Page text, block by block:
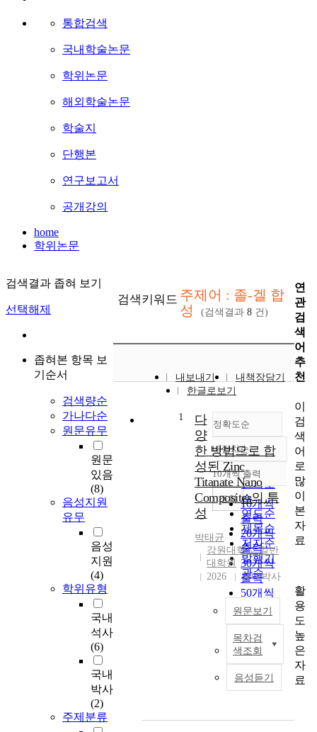
통합검색
국내학술논문
학위논문
해외학술논문
학술지
단행본
연구보고서
공개강의
home
학위논문
검색결과 좁혀 보기
선택해제
좁혀본 항목 보
기순서
검색량순
가나다순
원문유무
원문
있음
(8)
음성지원
유무
음성
지원
(4)
학위유형
국내
석사
(6)
국내
박사
(2)
주제분류
검색키워드 주제어 : 졸-겔 합
성
(검색결과 8 건)
내보내기
내책장담기
한글로보기
정확도순
정확도
순
인기도
순
연도순
제목순
저자순
발행기
관순
내림차순
내림차순
10개씩 출력
10개씩
출력
20개씩
출력
30개씩
출력
50개씩
출력
100개씩
출력
조회
1
다
양
한 방법으로 합
성된 Zinc
Titanate Nano
Composites의 특
성
박태균
강원대학교 일반
대학원
2026
국내박사
원문보기
목차검
색조회
음성듣기
연
관
검
색
어
추
천
이
검
색
어
로
많
이
본
자
료
활
용
도
높
은
자
료